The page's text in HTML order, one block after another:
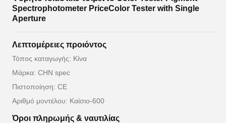
Spectrophotometer PriceColor Tester with Single
Aperture
Λεπτομέρειες προιόντος
Τόπος καταγωγής: Κίνα
Μάρκα: CHN spec
Πιστοποίηση: CE
Αριθμό μοντέλου: Καίσιο-600
Όροι πληρωμής & ναυτιλίας